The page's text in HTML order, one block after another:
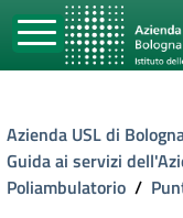
Azienda USL di
Guida ai servizi
Poliambulatorio /